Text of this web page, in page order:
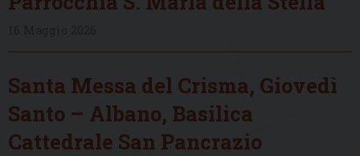
Santa Messa del Crisma, Giovedì
Santo – Albano, Basilica
Cattedrale San Pancrazio